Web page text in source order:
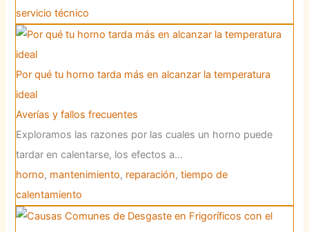
servicio técnico
Por qué tu horno tarda más en alcanzar la temperatura
ideal
Averías y fallos frecuentes
Exploramos las razones por las cuales un horno puede
tardar en calentarse, los efectos a…
horno, mantenimiento, reparación,tiempo de
calentamiento